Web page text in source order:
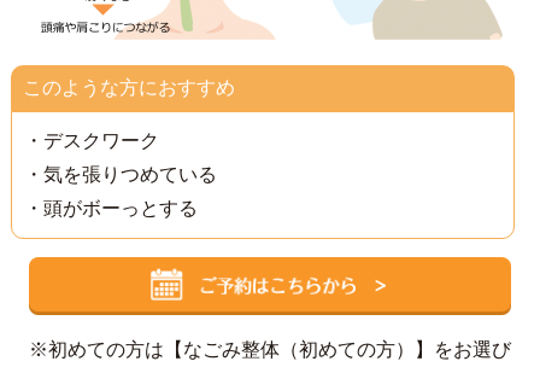
このような方におすすめ
・デスクワーク
・気を張りつめている
・頭がボーっとする
※初めての方は【なごみ整体（初めての方）】をお選び